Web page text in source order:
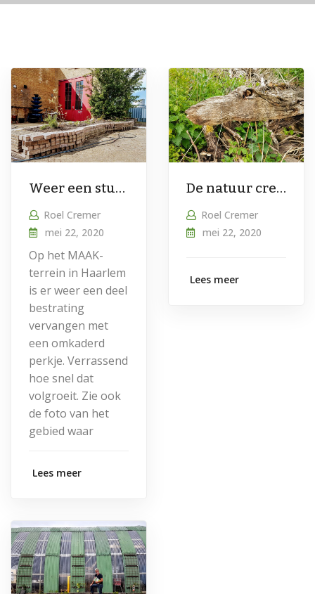
Weer een stukje groen erbij!
Roel Cremer
mei 22, 2020
Op het MAAK-
terrein in Haarlem
is er weer een deel
bestrating
vervangen met
een omkaderd
perkje. Verrassend
hoe snel dat
volgroeit. Zie ook
de foto van het
gebied waar
Lees meer
De natuur creeert haar eigen kunst | Amsterdams Bos
Roel Cremer
mei 22, 2020
Lees meer